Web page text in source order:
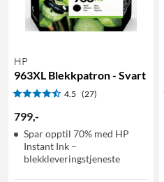
HP
963XL Blekkpatron - Svart
4.5 (27)
799,-
Spar opptil 70% med HP
Instant Ink –
blekkleveringstjeneste